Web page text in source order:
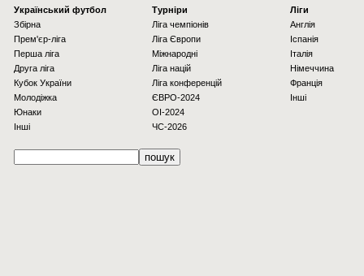
Українcький футбол
Збірна
Прем'єр-ліга
Перша ліга
Друга ліга
Кубок України
Молодіжка
Юнаки
Інші
Турніри
Ліга чемпіонів
Ліга Європи
Міжнародні
Ліга націй
Ліга конференцій
ЄВРО-2024
OI-2024
ЧС-2026
Ліги
Англія
Іспанія
Італія
Німеччина
Франція
Інші